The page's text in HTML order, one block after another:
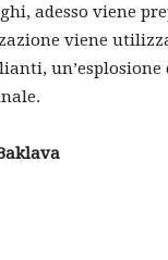
adesso viene
viene
un’esplosione